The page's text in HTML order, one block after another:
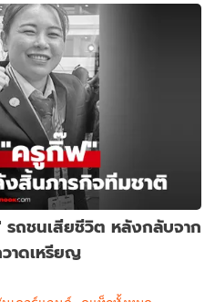
รถชนเสียชีวิต หลังกลับจาก
าดเหรียญ